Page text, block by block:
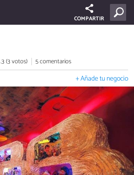
COMPARTIR
(3 votos) 5 comentarios
+ Añade tu negocio